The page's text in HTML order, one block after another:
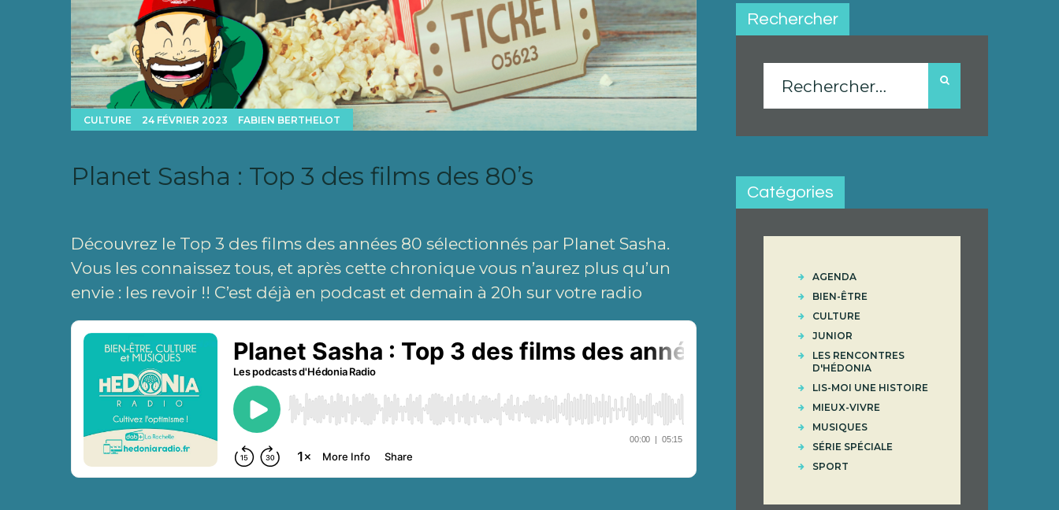
CULTURE 24 FÉVRIER 2023 FABIEN BERTHELOT
Planet Sasha : Top 3 des films des 80’s
Découvrez le Top 3 des films des années 80 sélectionnés par Planet Sasha.
Vous les connaissez tous, et après cette chronique vous n’aurez plus qu’un
envie : les revoir !! C’est déjà en podcast et demain à 20h sur votre radio
Rechercher
Rechercher :
Catégories
AGENDA
BIEN-ÊTRE
CULTURE
JUNIOR
LES RENCONTRES
D'HÉDONIA
LIS-MOI UNE HISTOIRE
MIEUX-VIVRE
MUSIQUES
SÉRIE SPÉCIALE
SPORT